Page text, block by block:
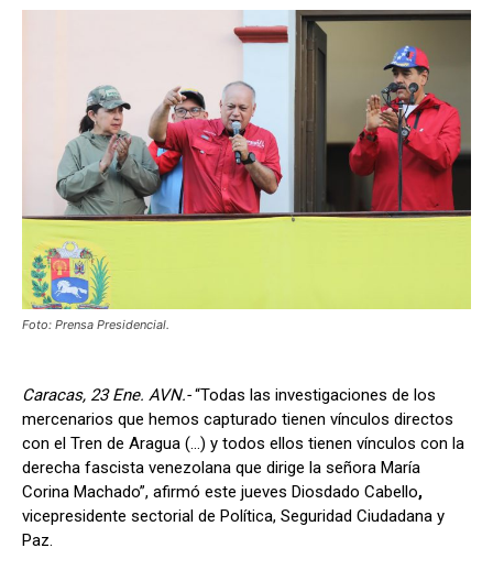
Foto: Prensa Presidencial.
Caracas, 23 Ene. AVN.-“Todas las investigaciones de los
mercenarios que hemos capturado tienen vínculos directos
con el Tren de Aragua (…) y todos ellos tienen vínculos con la
derecha fascista venezolana que dirige la señora María
Corina Machado”, afirmó este jueves Diosdado Cabello,
vicepresidente sectorial de Política, Seguridad Ciudadana y
Paz.